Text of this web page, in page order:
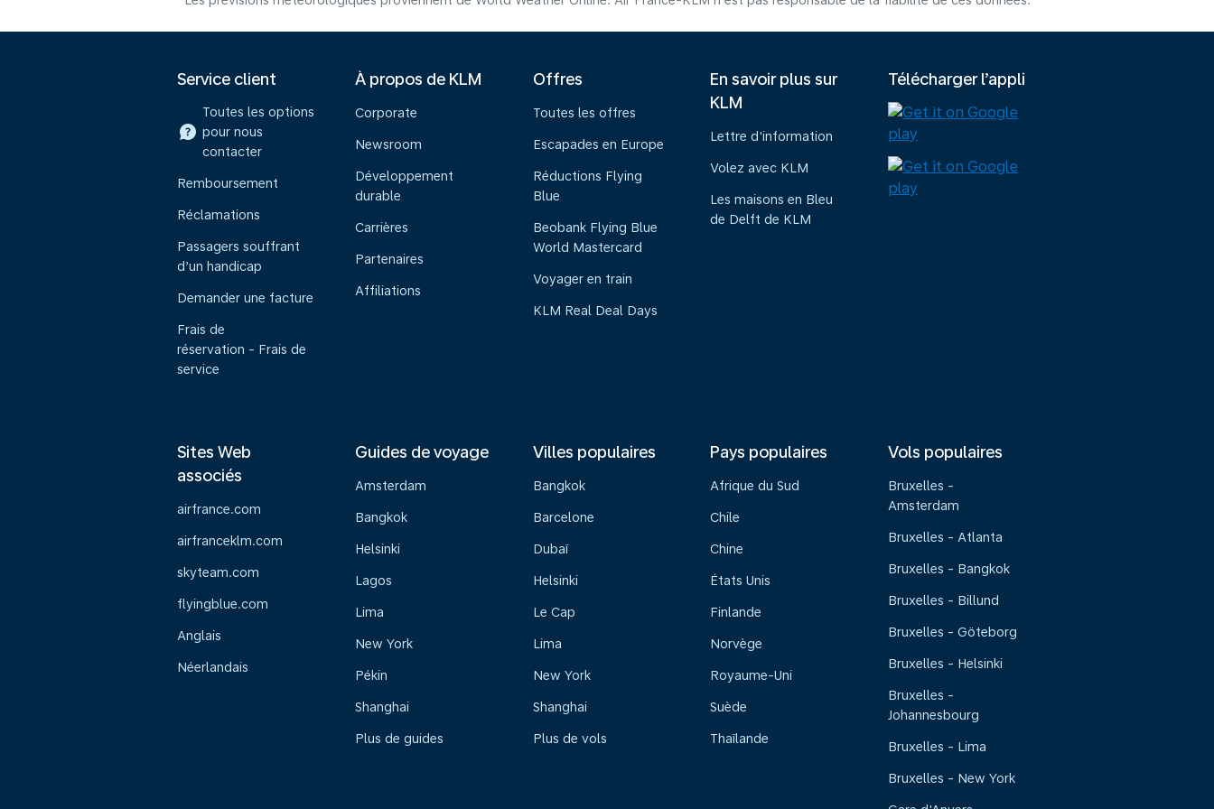
Service client
Toutes les options
pour nous
contacter
Remboursement
Réclamations
Passagers souffrant
d’un handicap
Demander une facture
Frais de
réservation - Frais de
service
À propos de KLM
Corporate
Newsroom
Développement
durable
Carrières
Partenaires
Affiliations
Offres
Toutes les offres
Escapades en Europe
Réductions Flying
Blue
Beobank Flying Blue
World Mastercard
Voyager en train
KLM Real Deal Days
En savoir plus sur
KLM
Lettre d'information
Volez avec KLM
Les maisons en Bleu
de Delft de KLM
Télécharger l’appli
Sites Web
associés
airfrance.com
airfranceklm.com
skyteam.com
flyingblue.com
Anglais
Néerlandais
Guides de voyage
Amsterdam
Bangkok
Helsinki
Lagos
Lima
New York
Pékin
Shanghai
Plus de guides
Villes populaires
Bangkok
Barcelone
Dubaï
Helsinki
Le Cap
Lima
New York
Shanghai
Plus de vols
Pays populaires
Afrique du Sud
Chile
Chine
États Unis
Finlande
Norvège
Royaume-Uni
Suède
Thaïlande
Vols populaires
Bruxelles -
Amsterdam
Bruxelles - Atlanta
Bruxelles - Bangkok
Bruxelles - Billund
Bruxelles - Göteborg
Bruxelles - Helsinki
Bruxelles -
Johannesbourg
Bruxelles - Lima
Bruxelles - New York